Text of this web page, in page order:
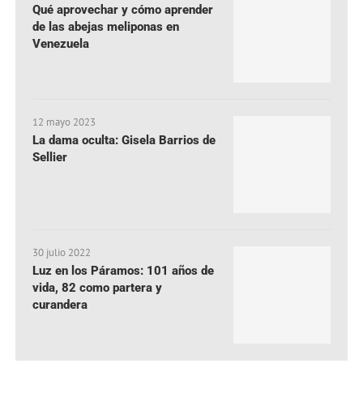
Qué aprovechar y cómo aprender
de las abejas meliponas en
Venezuela
12 mayo 2023
La dama oculta: Gisela Barrios de
Sellier
30 julio 2022
Luz en los Páramos: 101 años de
vida, 82 como partera y
curandera